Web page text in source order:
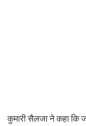
कुमारी सैलजा ने कहा कि